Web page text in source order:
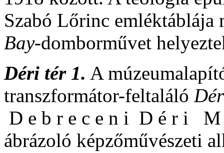
Szabó Lőrinc emléktáblája
Bay-domborművet
Déri tér 1. A
transzformátor-feltaláló
D e b r e c e n i D é r i M
ábrázoló képzőművészeti